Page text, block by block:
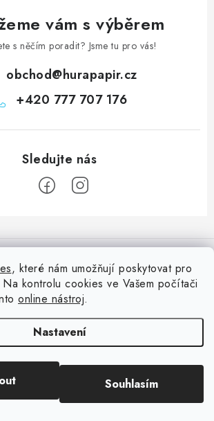
, které nám umožňují poskytovat pro
kontrolu cookies ve Vašem počítači
online nástroj.
Nastavení
Souhlasím
vám s výběrem
s něčím poradit? Jsme tu pro vás!
obchod@hurapapir.cz
+420 777 707 176
návody
zboží
Vytvořil Shoptet
. Všechna práva vyhrazena.Upravit nastavení